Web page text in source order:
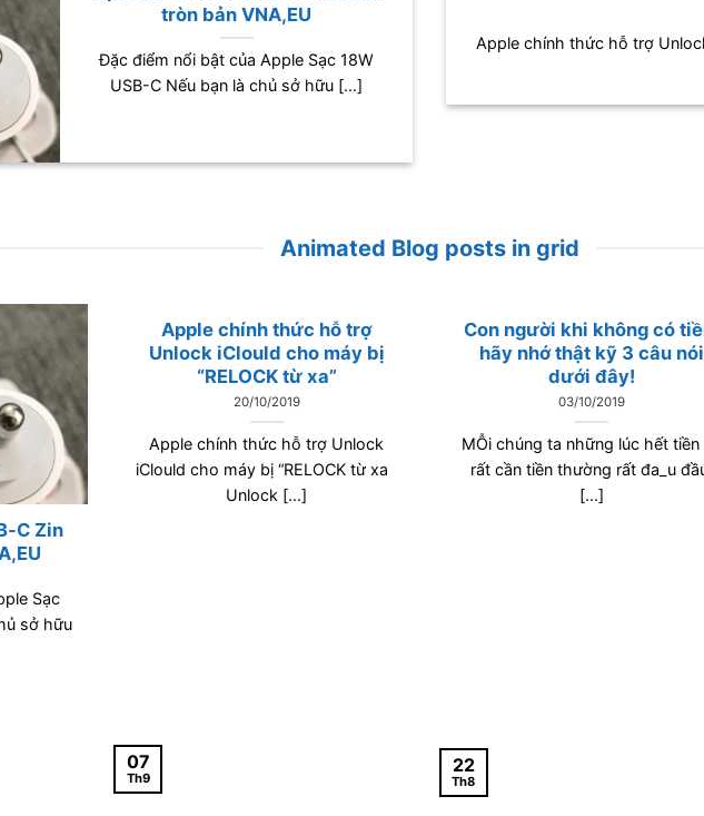
tròn bản VNA,EU
Đặc điểm nổi bật của Apple Sạc 18W
USB-C Nếu bạn là chủ sở hữu [...]
Apple chính thức hỗ trợ
Animated Blog posts in grid
C Zin
Sạc
sở hữu
Apple chính thức hỗ trợ
Unlock iClould cho máy bị
“RELOCK từ xa”
20/10/2019
Apple chính thức hỗ trợ Unlock
iClould cho máy bị “RELOCK từ xa
Unlock [...]
Con người khi không có
hãy nhớ thật kỹ 3 câu nói
dưới đây!
03/10/2019
MỖi chúng ta những lúc hết tiền
rất cần tiền thường rất đ‌a_u
[...]
07
Th9
22
Th8